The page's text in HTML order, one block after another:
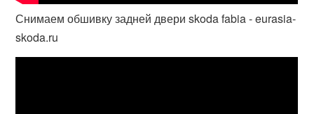
Снимаем обшивку задней двери skoda fabia - eurasia-
skoda.ru